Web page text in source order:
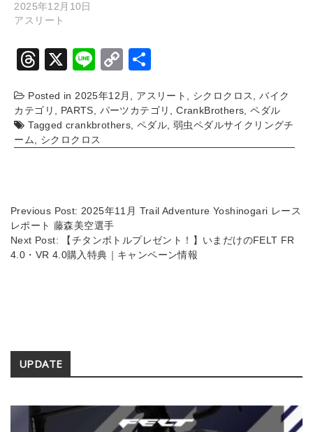
2025年12月10日
アスリート
T
e
a
d
X
Li
e
C
p
y
Li
Posted in2025年12月 , アスリート , シクロクロス,バイク
カテゴリ , PARTS, パーツカテゴリ ,CrankBrothers,ペダル
Taggedcrankbrothers,ペダル,弱虫ペダルサイクリングチ
ーム, シクロクロス
Previous Post:2025年11月 Trail Adventure Yoshinogari レース
レポート 藤森美空選手
Next Post:
【チタンボトルプレゼント！】いまだけのFELT FR
4.0・VR 4.0購入特典｜キャンペーン情報
Secondary
UPDATE